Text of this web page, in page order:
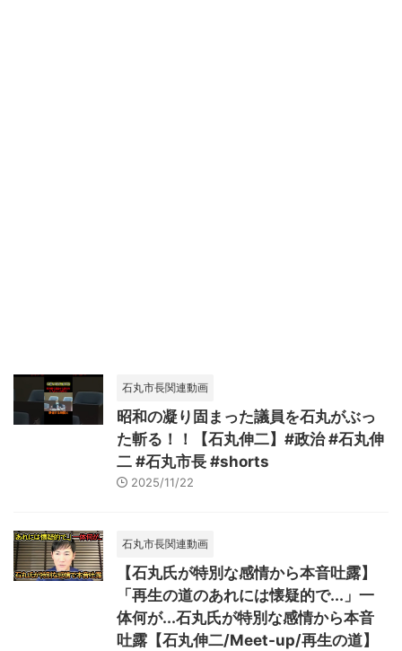
石丸市長関連動画
昭和の凝り固まった議員を石丸がぶっ
た斬る！！【石丸伸二】#政治 #石丸伸
二 #石丸市長 #shorts
2025/11/22
石丸市長関連動画
【石丸氏が特別な感情から本音吐露】
「再生の道のあれには懐疑的で...」一
体何が...石丸氏が特別な感情から本音
吐露【石丸伸二/Meet-up/再生の道】